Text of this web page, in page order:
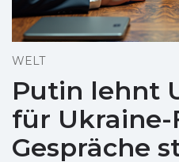
WELT
Putin lehnt
für Ukraine-
Gespräche